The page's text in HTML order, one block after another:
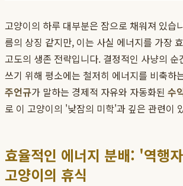
고양이의 하루 대부분은 잠으로 채워져 있습
름의 상징 같지만, 이는 사실 에너지를 가장
고도의 생존 전략입니다. 결정적인 사냥의 순
쓰기 위해 평소에는 철저히 에너지를 비축하
주언규가 말하는 경제적 자유와 자동화된 수
로 이 고양이의 '낮잠의 미학'과 깊은 관련이
효율적인 에너지 분배: '역행
고양이의 휴식